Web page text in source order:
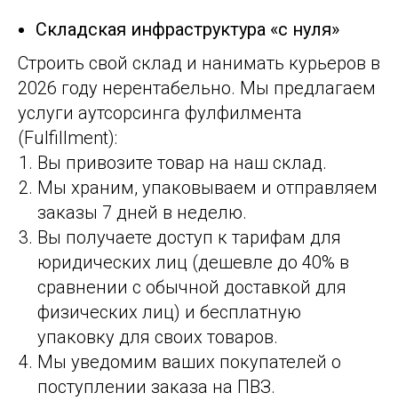
Складская инфраструктура «с нуля»
Строить свой склад и нанимать курьеров в
2026 году нерентабельно. Мы предлагаем
услуги аутсорсинга фулфилмента
(Fulfillment):
Вы привозите товар на наш склад.
Мы храним, упаковываем и отправляем
заказы 7 дней в неделю.
Вы получаете доступ к тарифам для
юридических лиц (дешевле до 40% в
сравнении с обычной доставкой для
физических лиц) и бесплатную
упаковку для своих товаров.
Мы уведомим ваших покупателей о
поступлении заказа на ПВЗ.